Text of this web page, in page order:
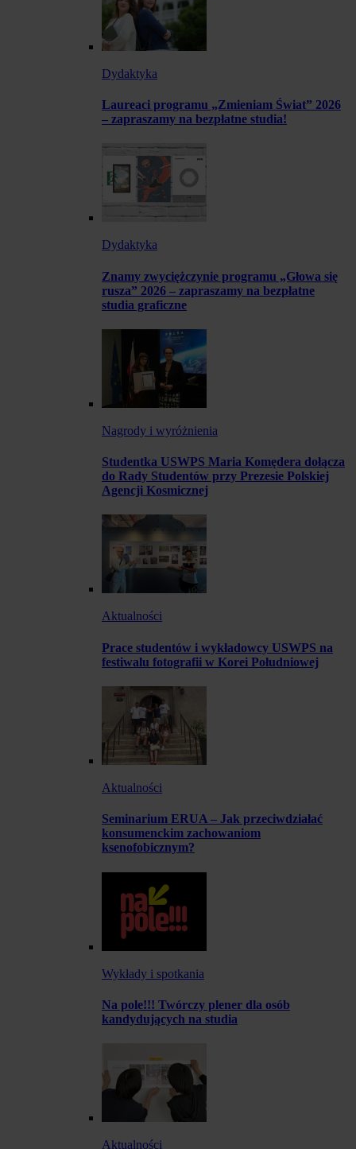
Dydaktyka
Laureaci programu „Zmieniam Świat” 2026
– zapraszamy na bezpłatne studia!
Dydaktyka
Znamy zwyciężczynie programu „Głowa się
rusza” 2026 – zapraszamy na bezpłatne
studia graficzne
Nagrody i wyróżnienia
Studentka USWPS Maria Komędera dołącza
do Rady Studentów przy Prezesie Polskiej
Agencji Kosmicznej
Aktualności
Prace studentów i wykładowcy USWPS na
festiwalu fotografii w Korei Południowej
Aktualności
Seminarium ERUA – Jak przeciwdziałać
konsumenckim zachowaniom
ksenofobicznym?
Wykłady i spotkania
Na pole!!! Twórczy plener dla osób
kandydujących na studia
Aktualności